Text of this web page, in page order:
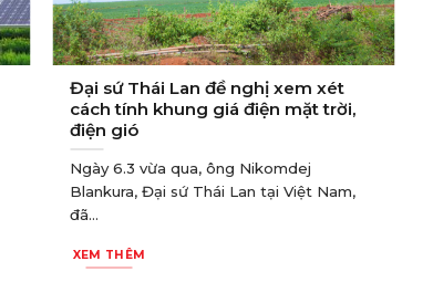
Đại sứ Thái Lan đề nghị xem xét
cách tính khung giá điện mặt trời,
điện gió
Ngày 6.3 vừa qua, ông Nikomdej
Blankura, Đại sứ Thái Lan tại Việt Nam,
đã...
XEM THÊM